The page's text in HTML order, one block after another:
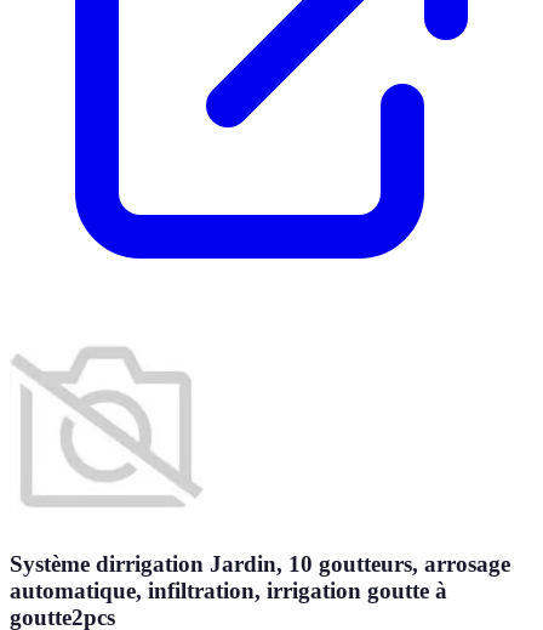
Système dirrigation Jardin, 10 goutteurs, arrosage
automatique, infiltration, irrigation goutte à
goutte2pcs